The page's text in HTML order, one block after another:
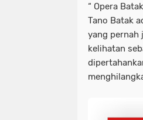
“ Opera
Tano Batak
yang pernah
kelihatan